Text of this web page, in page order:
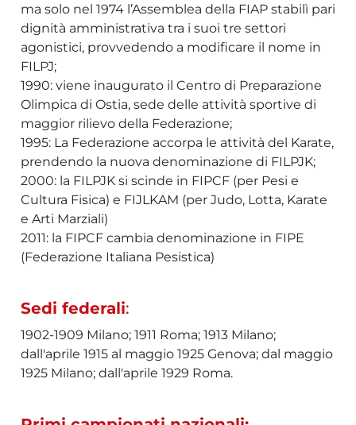
ma solo nel 1974 l’Assemblea della FIAP stabilì pari
dignità amministrativa tra i suoi tre settori
agonistici, provvedendo a modificare il nome in
FILPJ;
1990: viene inaugurato il Centro di Preparazione
Olimpica di Ostia, sede delle attività sportive di
maggior rilievo della Federazione;
1995: La Federazione accorpa le attività del Karate,
prendendo la nuova denominazione di FILPJK;
2000: la FILPJK si scinde in FIPCF (per Pesi e
Cultura Fisica) e FIJLKAM (per Judo, Lotta, Karate
e Arti Marziali)
2011: la FIPCF cambia denominazione in FIPE
(Federazione Italiana Pesistica)
Sedi federali:
1902-1909 Milano; 1911 Roma; 1913 Milano;
dall'aprile 1915 al maggio 1925 Genova; dal maggio
1925 Milano; dall'aprile 1929 Roma.